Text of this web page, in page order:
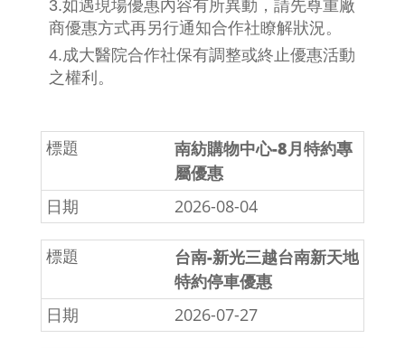
3.如遇現場優惠內容有所異動，請先尊重廠
商優惠方式再另行通知合作社瞭解狀況。
4.成大醫院合作社保有調整或終止優惠活動
之權利。
南紡購物中心-8月特約專
屬優惠
2026-08-04
台南-新光三越台南新天地
特約停車優惠
2026-07-27